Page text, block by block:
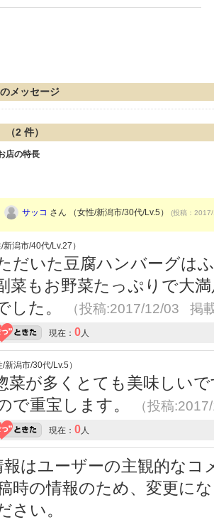
メッセージ
（2 件）
店の特長
サッコ さん （女性/新潟市/30代/Lv.5） (投稿：
潟市/40代/Lv.27）
だいた豆腐ハンバーグは
菜もお野菜たっぷりで大
した。
（投稿:2017/12/03 掲
現在： 0 人
潟市/30代/Lv.5）
菜が多くとても美味しい
で重宝します。
（投稿
現在： 0 人
はユーザーの主観的なコ
時の情報のため、変更に
さい。